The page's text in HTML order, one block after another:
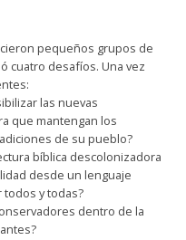
pequeños grupos de
cuatro desafíos. Una vez
las nuevas
que mantengan los
de su pueblo?
bíblica descolonizadora
desde un lenguaje
y todas?
dentro de la